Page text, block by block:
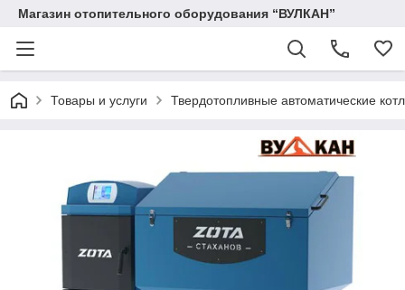
Магазин отопительного оборудования “ВУЛКАН”
Товары и услуги Твердотопливные автоматические